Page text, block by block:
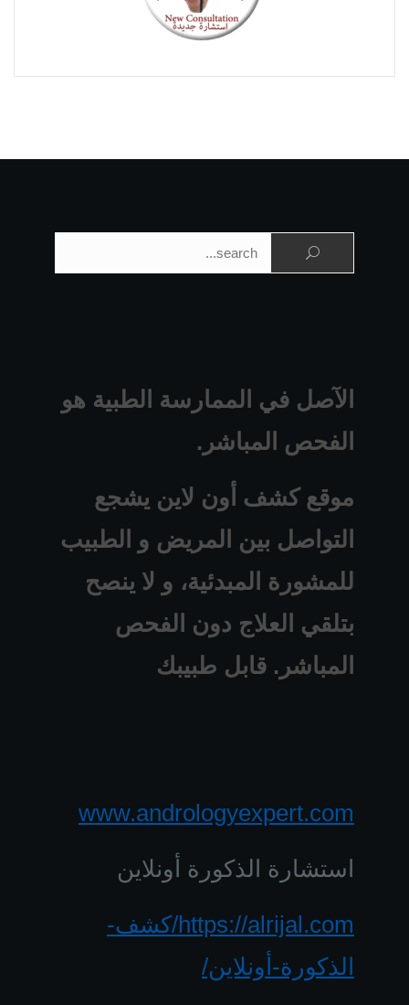
الآصل في الممارسة الطبية هو
الفحص المباشر.
موقع كشف أون لاين يشجع
التواصل بين المريض و الطبيب
للمشورة المبدئية، و لا ينصح
بتلقي العلاج دون الفحص
المباشر. قابل طبيبك
www.andrologyexpert.com
استشارة الذكورة أونلاين
https://alrijal.com/كشف-
الذكورة-أونلاين/